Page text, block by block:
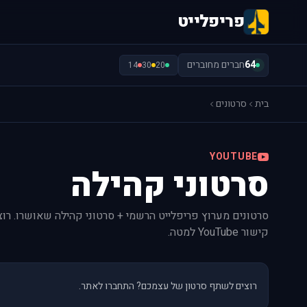
פריפלייט
64חברים מחוברים 20
30
14
בית סרטונים
YOUTUBE
סרטוני קהילה
סרטונים מערוץ פריפלייט הרשמי + סרטוני קהילה שאושרו.
קישור YouTube למטה.
רוצים לשתף סרטון של עצמכם? התחברו לאתר.